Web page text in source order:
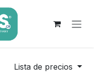
Lista de precios